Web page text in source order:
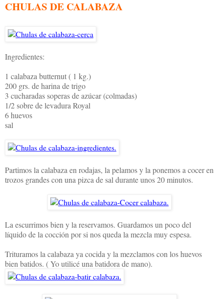
CHULAS DE CALABAZA
Ingredientes:
1 calabaza butternut ( 1 kg.)
200 grs. de harina de trigo
3 cucharadas soperas de azúcar (colmadas)
1/2 sobre de levadura Royal
6 huevos
sal
Partimos la calabaza en rodajas, la pelamos y la ponemos a cocer en
trozos grandes con una pizca de sal durante unos 20 minutos.
La escurrimos bien y la reservamos. Guardamos un poco del
líquido de la cocción por si nos queda la mezcla muy espesa.
Trituramos la calabaza ya cocida y la mezclamos con los huevos
bien batidos. ( Yo utilicé una batidora de mano).